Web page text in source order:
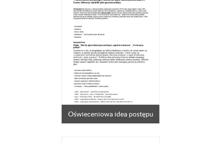
Oświeceniowa idea postępu